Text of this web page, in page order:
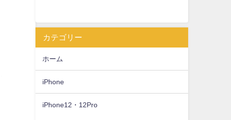
カテゴリー
ホーム
iPhone
iPhone12・12Pro